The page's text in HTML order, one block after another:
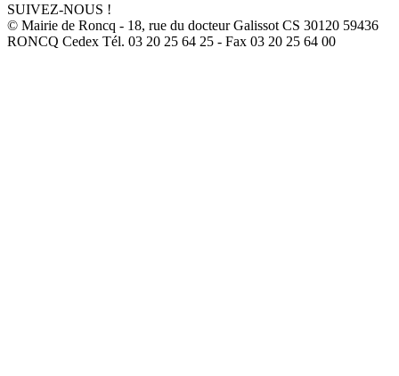
SUIVEZ-NOUS !
© Mairie de Roncq - 18, rue du docteur Galissot CS 30120 59436
RONCQ Cedex Tél. 03 20 25 64 25 - Fax 03 20 25 64 00